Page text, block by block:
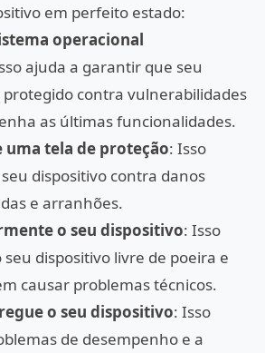
em perfeito estado:
operacional
ajuda a garantir que seu
protegido contra vulnerabilidades
as últimas funcionalidades.
uma tela de proteção: Isso
dispositivo contra danos
e arranhões.
o seu dispositivo: Isso
dispositivo livre de poeira e
causar problemas técnicos.
o seu dispositivo: Isso
de desempenho e a